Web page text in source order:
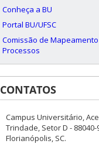
Conheça a BU
Portal BU/UFSC
Comissão de
Processos
CONTATOS
Campus Universitário,
Trindade, Setor D - 88040-
Florianópolis, SC.